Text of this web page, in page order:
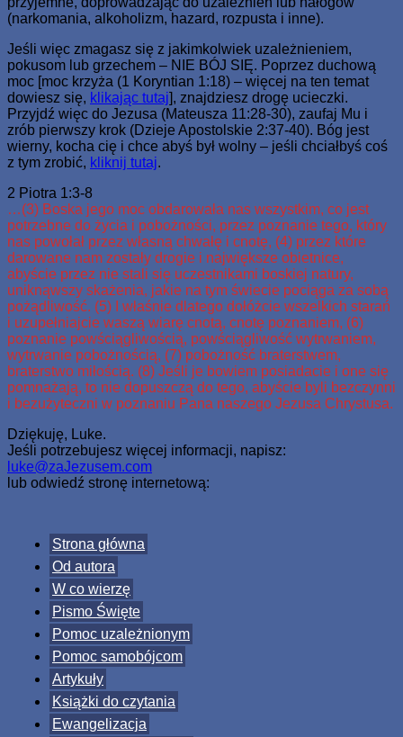
(narkomania, alkoholizm, hazard, rozpusta i inne).
Jeśli więc zmagasz się z jakimkolwiek uzależnieniem,
pokusom lub grzechem – NIE BÓJ SIĘ. Poprzez duchową
moc [moc krzyża (1 Koryntian 1:18) – więcej na ten temat
dowiesz się, klikając tutaj], znajdziesz drogę ucieczki.
Przyjdź więc do Jezusa (Mateusza 11:28-30), zaufaj Mu i
zrób pierwszy krok (Dzieje Apostolskie 2:37-40). Bóg jest
wierny, kocha cię i chce abyś był wolny – jeśli chciałbyś coś
z tym zrobić, kliknij tutaj.
2 Piotra 1:3-8
…(3) Boska jego moc obdarowała nas wszystkim, co jest
potrzebne do życia i pobożności, przez poznanie tego, który
nas powołał przez własną chwałę i cnotę, (4) przez które
darowane nam zostały drogie i największe obietnice,
abyście przez nie stali się uczestnikami boskiej natury,
uniknąwszy skażenia, jakie na tym świecie pociąga za sobą
pożądliwość. (5) I właśnie dlatego dołóżcie wszelkich starań
i uzupełniajcie waszą wiarę cnotą, cnotę poznaniem, (6)
poznanie powściągliwością, powściągliwość wytrwaniem,
wytrwanie pobożnością, (7) pobożność braterstwem,
braterstwo miłością. (8) Jeśli je bowiem posiadacie i one się
pomnażają, to nie dopuszczą do tego, abyście byli bezczynni
i bezużyteczni w poznaniu Pana naszego Jezusa Chrystusa.
Dziękuję, Luke.
Jeśli potrzebujesz więcej informacji, napisz:
luke@zaJezusem.com
lub odwiedź stronę internetową:
Strona główna
Od autora
W co wierzę
Pismo Święte
Pomoc uzależnionym
Pomoc samobójcom
Artykuły
Książki do czytania
Ewangelizacja